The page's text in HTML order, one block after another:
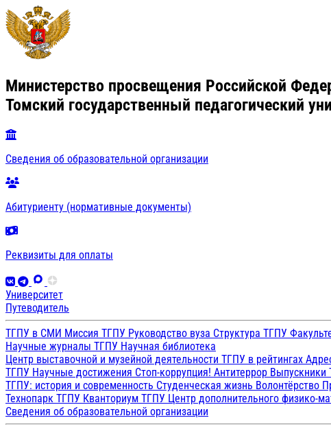
Министерство просвещения Российской
Томский государственный педагогический
Сведения об образовательной организации
Абитуриенту (нормативные документы)
Реквизиты для оплаты
Университет
Путеводитель
ТГПУ в СМИ Миссия ТГПУ Руководство вуза Структура ТГПУ
Научные журналы ТГПУ Научная библиотека
Центр выставочной и музейной деятельности ТГПУ в рейтингах
ТГПУ Научные достижения Стоп-коррупция! Антитеррор Выпускники
ТГПУ: история и современность Студенческая жизнь Волонтёрство
Технопарк ТГПУ Кванториум ТГПУ Центр дополнительного физико-
Сведения об образовательной организации